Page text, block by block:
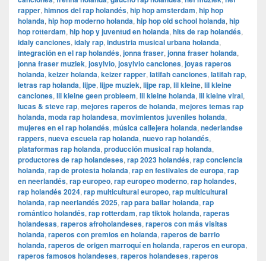
rapper, himnos del rap holandés, hip hop amsterdam, hip hop
holanda, hip hop moderno holanda, hip hop old school holanda, hip
hop rotterdam, hip hop y juventud en holanda, hits de rap holandés,
idaly canciones, idaly rap, industria musical urbana holanda,
integración en el rap holandés, jonna fraser, jonna fraser holanda,
jonna fraser muziek, josylvio, josylvio canciones, joyas raperos
holanda, keizer holanda, keizer rapper, latifah canciones, latifah rap,
letras rap holanda, lijpe, lijpe muziek, lijpe rap, lil kleine, lil kleine
canciones, lil kleine geen probleem, lil kleine holanda, lil kleine viral,
lucas & steve rap, mejores raperos de holanda, mejores temas rap
holanda, moda rap holandesa, movimientos juveniles holanda,
mujeres en el rap holandés, música callejera holanda, nederlandse
rappers, nueva escuela rap holanda, nuevo rap holandés,
plataformas rap holanda, producción musical rap holanda,
productores de rap holandeses, rap 2023 holandés, rap conciencia
holanda, rap de protesta holanda, rap en festivales de europa, rap
en neerlandés, rap europeo, rap europeo moderno, rap holandes,
rap holandés 2024, rap multicultural europeo, rap multicultural
holanda, rap neerlandés 2025, rap para bailar holanda, rap
romántico holandés, rap rotterdam, rap tiktok holanda, raperas
holandesas, raperos afroholandeses, raperos con más visitas
holanda, raperos con premios en holanda, raperos de barrio
holanda, raperos de origen marroquí en holanda, raperos en europa,
raperos famosos holandeses, raperos holandeses, raperos